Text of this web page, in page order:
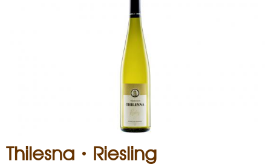
Thilesna・Riesling